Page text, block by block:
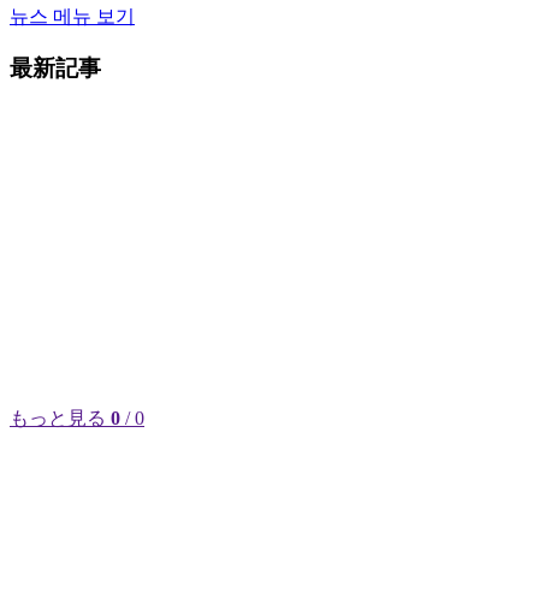
뉴스 메뉴 보기
最新記事
もっと見る 0 / 0